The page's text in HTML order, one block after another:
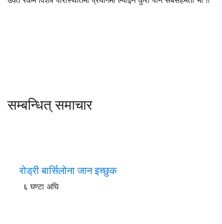
सम्बन्धित् समाचार
रोड्री बार्सिलोना जान इच्छुक
६ घण्टा अघि